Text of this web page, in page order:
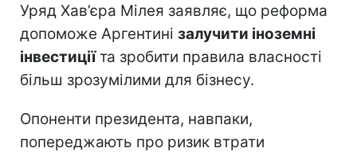
Уряд Хав’єра Мілея заявляє, що реформа
допоможе Аргентині залучити іноземні
інвестиціїта зробити правила власності
більш зрозумілими для бізнесу.
Опоненти президента, навпаки,
попереджають про ризик втрати